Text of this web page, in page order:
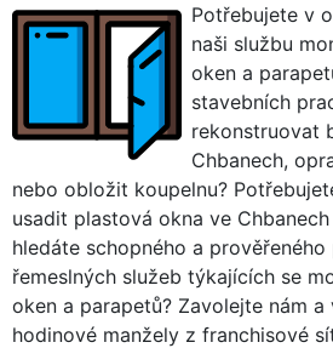
Potřebujete v
naši službu
oken a
stavebních
rekonstruovat
Chbanech,
nebo obložit koupelnu?
usadit plastová okna ve
hledáte schopného a
řemeslných služeb týkajících se
oken a parapetů? Zavolejte nám a
hodinové manžely z franchisové